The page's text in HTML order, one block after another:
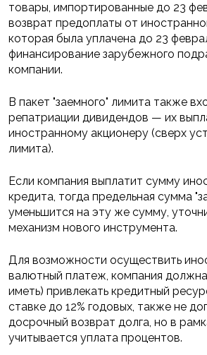
товары, импортированные до 23
возврат предоплаты от
которая была уплачена до 23
финансирование зарубежного
компании.
В пакет "заемного" лимита также
репатриации дивидендов — их
иностранному акционеру (сверх
лимита).
Если компания выплатит сумму
кредита, тогда предельная сумма
уменьшится на эту же сумму,
механизм нового инструмента.
Для возможности осуществить
валютный платеж, компания
иметь) привлекать кредитный
ставке до 12% годовых, также не
досрочный возврат долга, но в
учитывается уплата процентов.